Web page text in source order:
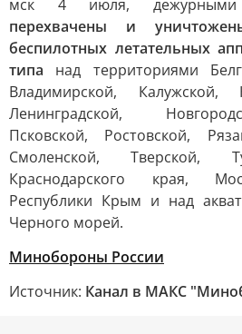
мск 4 июля, дежурными
перехвачены и
беспилотных летательных
типа над территориями
Владимирской, Калужской,
Ленинградской,
Псковской, Ростовской,
Смоленской, Тверской,
Краснодарского края,
Республики Крым и над
Черного морей.
Минобороны России
Источник: Канал в МАКС